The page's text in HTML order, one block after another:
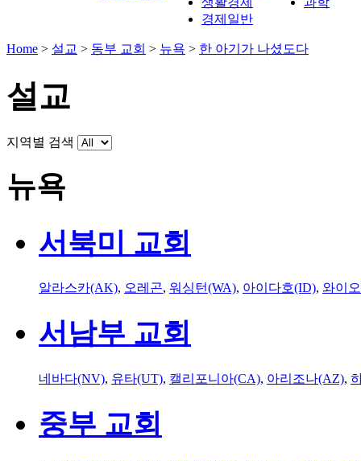
경제일반
Home > 설교 > 동부 교회 > 뉴욕 > 한 아기가 나셨도다
설교
지역별 검색
뉴욕
서북미 교회
알라스카(AK), 오레곤, 워싱턴(WA), 아이다호(ID), 와이
서남부 교회
네바다(NV), 유타(UT), 캘리포니아(CA), 아리조나(AZ),
중부 교회